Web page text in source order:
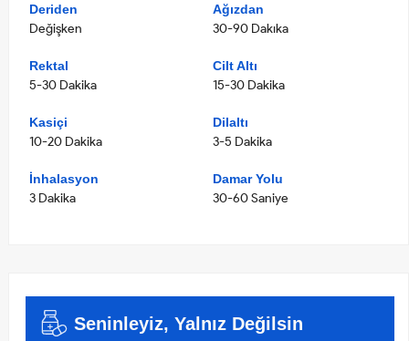
Deriden
Değişken
Ağızdan
30-90 Dakıka
Rektal
5-30 Dakika
Cilt Altı
15-30 Dakika
Kasiçi
10-20 Dakika
Dilaltı
3-5 Dakika
İnhalasyon
3 Dakika
Damar Yolu
30-60 Saniye
Seninleyiz, Yalnız Değilsin